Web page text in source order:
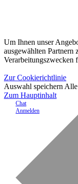
Um Ihnen unser
ausgewählten Partnern
Verarbeitungszwecken
Zur Cookierichtlinie
Auswahl speichern Alle
Zum Hauptinhalt
Chat
Anmelden